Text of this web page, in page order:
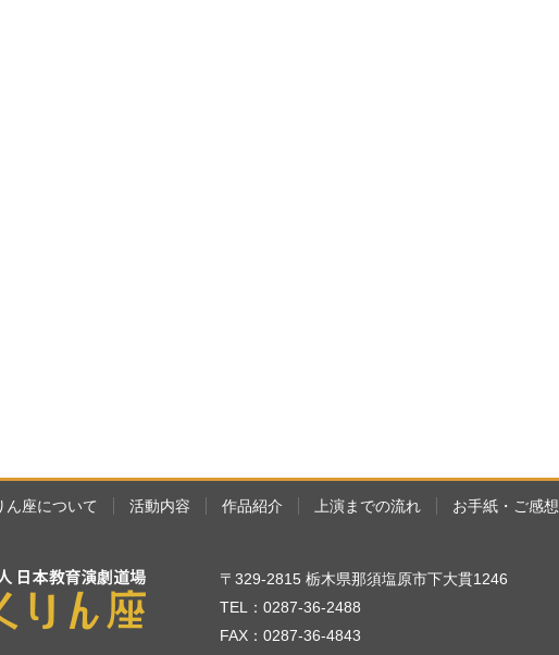
ん座について 活動内容 作品紹介 上演までの流れ お手紙・ご感想
〒329-2815 栃木県那須塩原市下大貫1246
TEL：0287-36-2488
FAX：0287-36-4843